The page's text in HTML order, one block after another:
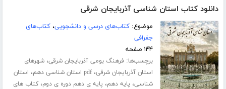
دانلود کتاب استان شناسی آذربایجان شرقی
موضوع:کتاب‌های درسی و دانشجویی،کتاب‌های
جغرافی
۱۴۴ صفحه
برچسب‌ها: فرهنگ بومی آذربایجان شرقی،شهرهای
استان آذربایجان شرقی،pdf استان شناسی دهم ، استان
شناسی، پایه دهم، پایه ی دهم دوره ی دوم،کتاب های